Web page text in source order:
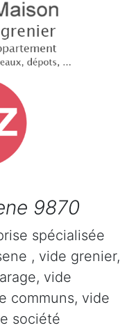
9870
spécialisée
, vide grenier,
vide
communs, vide
société